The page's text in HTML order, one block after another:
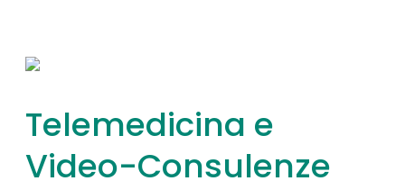
Telemedicina e
Video-Consulenze